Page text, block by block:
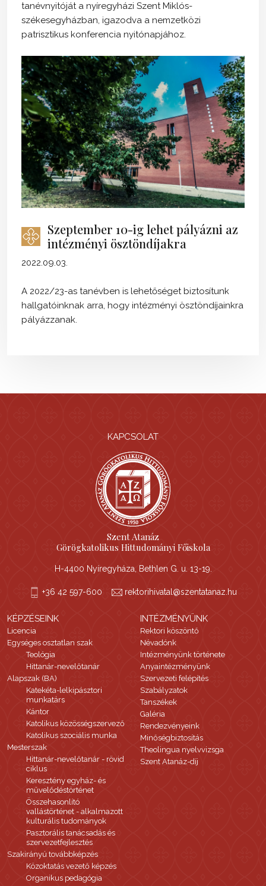
tanévnyitóját a nyíregyházi Szent Miklós-
székesegyházban, igazodva a nemzetközi
patrisztikus konferencia nyitónapjához.
Szeptember 10-ig lehet pályázni az
intézményi ösztöndíjakra
2022.09.03.
A 2022/23-as tanévben is lehetőséget biztosítunk
hallgatóinknak arra, hogy intézményi ösztöndíjainkra
pályázzanak.
KAPCSOLAT
Szent Atanáz
Görögkatolikus Hittudományi Főiskola
H-4400 Nyíregyháza, Bethlen G. u. 13-19.
+36 42 597-600 rektorihivatal@szentatanaz.hu
KÉPZÉSEINK
Licencia
Egységes osztatlan szak
Teológia
Hittanár-nevelőtanár
Alapszak (BA)
Katekéta-lelkipásztori
munkatárs
Kántor
Katolikus közösségszervező
Katolikus szociális munka
Mesterszak
Hittanár-nevelőtanár - rövid
ciklus
Keresztény egyház- és
művelődéstörténet
Összehasonlító
vallástörténet - alkalmazott
kulturális tudományok
Pasztorális tanácsadás és
szervezetfejlesztés
Szakirányú továbbképzés
Közoktatás vezető képzés
Organikus pedagógia
INTÉZMÉNYÜNK
Rektori köszöntő
Névadónk
Intézményünk története
Anyaintézményünk
Szervezeti felépítés
Szabályzatok
Tanszékek
Galéria
Rendezvényeink
Minőségbiztosítás
Theolingua nyelvvizsga
Szent Atanáz-díj